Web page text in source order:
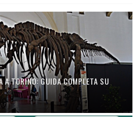
A TORINO: GUIDA COMPLETA SU